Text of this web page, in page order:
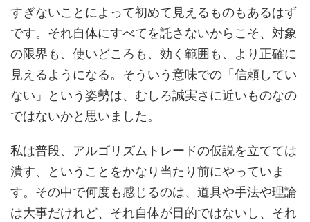
すぎないことによって初めて見えるものもあるはず
です。それ自体にすべてを託さないからこそ、対象
の限界も、使いどころも、効く範囲も、より正確に
見えるようになる。そういう意味での「信頼してい
ない」という姿勢は、むしろ誠実さに近いものなの
ではないかと思いました。
私は普段、アルゴリズムトレードの仮説を立てては
潰す、ということをかなり当たり前にやっていま
す。その中で何度も感じるのは、道具や手法や理論
は大事だけれど、それ自体が目的ではないし、それ